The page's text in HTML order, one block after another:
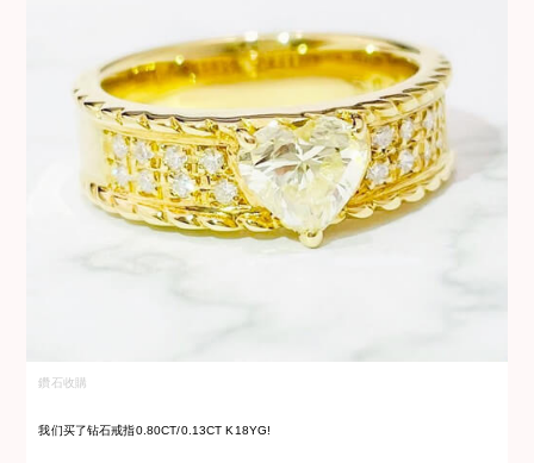
鑽石收購
我们买了钻石戒指0.80CT/0.13CT K18YG!